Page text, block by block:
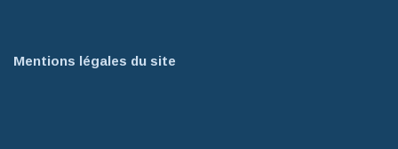
Mentions légales du site